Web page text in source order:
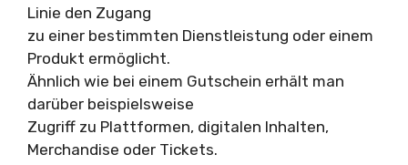
Linie den Zugang
zu einer bestimmten Dienstleistung oder einem
Produkt ermöglicht.
Ähnlich wie bei einem Gutschein erhält man
darüber beispielsweise
Zugriff zu Plattformen, digitalen Inhalten,
Merchandise oder Tickets.